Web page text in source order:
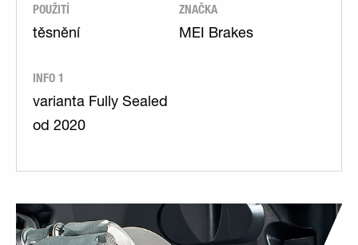
POUŽITÍ
těsnění
ZNAČKA
MEI Brakes
INFO 1
varianta Fully Sealed
od 2020